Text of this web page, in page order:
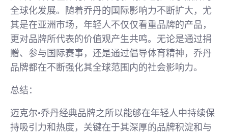
全球化发展。随着乔丹的国际影响力不断扩大，尤
其是在亚洲市场，年轻人不仅仅看重品牌的产品，
更对品牌所代表的价值观产生共鸣。无论是通过捐
赠、参与国际赛事，还是通过倡导体育精神，乔丹
品牌都在不断强化其全球范围内的社会影响力。
总结：
迈克尔·乔丹经典品牌之所以能够在年轻人中持续保
持吸引力和热度，关键在于其深厚的品牌积淀和与